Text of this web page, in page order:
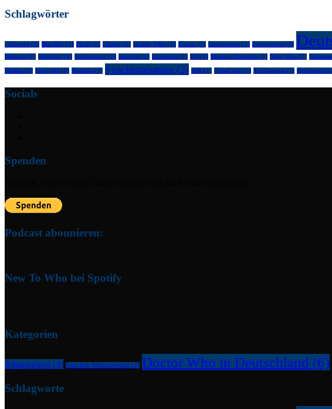
Schlagwörter
. Discord (1) Blu-Ray (1) Buch (1) Classic (1) Classic Who (1) Comic (1) Companion (1) Convention (1)
Historie (1) Hörbuch (1) Inkarnation (1) Internet (1) Interview (1) K9 (1) Missing Episodes (1) New Who (1)
Shalka (1) Spin-Off (1) Staffeln (1) Synchronisation (2) Süß (1) TimeLash (1) Torchwood (1) Unbound (1)
Socials
Spenden
Podcast abonnieren:
New To Who bei Spotify
Kategorien
Allgemeines (3) Aus dem Whoniversum (2) Doctor Who in Deutschland (6)
Schlagworte